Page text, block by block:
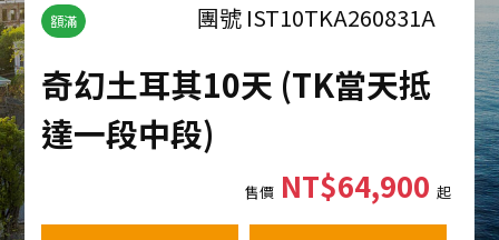
額滿 團號 IST10TKA260831A
奇幻土耳其10天 (TK當天抵
達一段中段)
售價NT$64,900 起